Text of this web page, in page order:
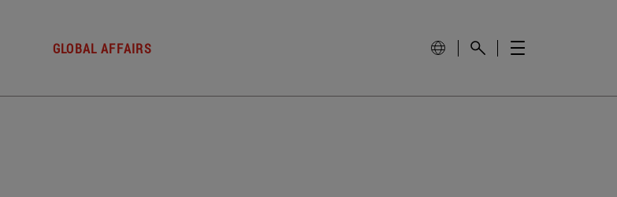
GLOBAL AFFAIRS